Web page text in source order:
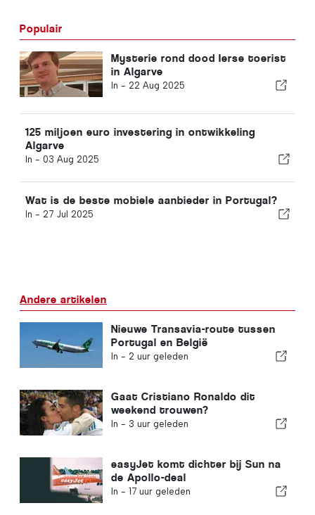
Populair
Mysterie rond dood Ierse toerist
in Algarve
In - 22 Aug 2025
125 miljoen euro investering in ontwikkeling
Algarve
In - 03 Aug 2025
Wat is de beste mobiele aanbieder in Portugal?
In - 27 Jul 2025
Andere artikelen
Nieuwe Transavia-route tussen
Portugal en België
In - 2 uur geleden
Gaat Cristiano Ronaldo dit
weekend trouwen?
In - 3 uur geleden
easyJet komt dichter bij Sun na
de Apollo-deal
In - 17 uur geleden